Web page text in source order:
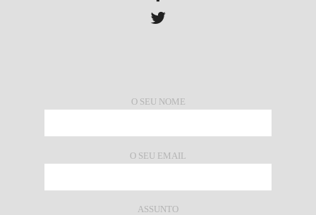
O SEU NOME
O SEU EMAIL
ASSUNTO